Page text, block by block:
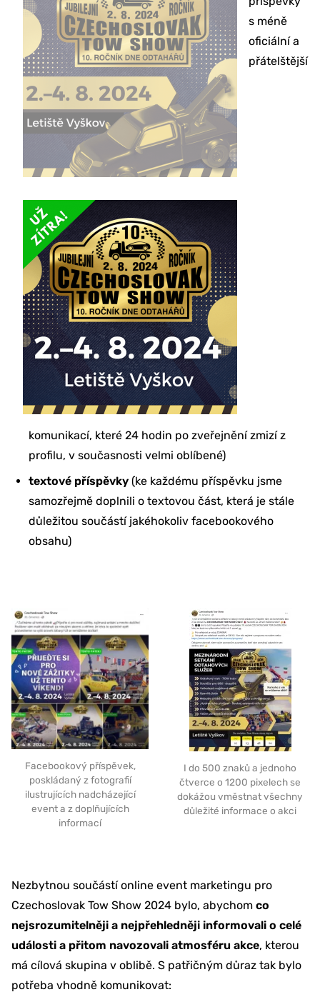
s méně
oficiální a
přátelštější
komunikací, které 24 hodin po zveřejnění zmizí z
profilu, v současnosti velmi oblíbené)
textové příspěvky (ke každému příspěvku jsme
samozřejmě doplnili o textovou část, která je stále
důležitou součástí jakéhokoliv facebookového
obsahu)
Facebookový příspěvek,
poskládaný z fotografií
ilustrujících nadcházející
event a z doplňujících
informací
I do 500 znaků a jednoho
čtverce o 1200 pixelech se
dokážou vměstnat všechny
důležité informace o akci
Nezbytnou součástí online event marketingu pro
Czechoslovak Tow Show 2024 bylo, abychom co
nejsrozumitelněji a nejpřehledněji informovali o celé
události a přitom navozovali atmosféru akce, kterou
má cílová skupina v oblibě. S patřičným důraz tak bylo
potřeba vhodně komunikovat: